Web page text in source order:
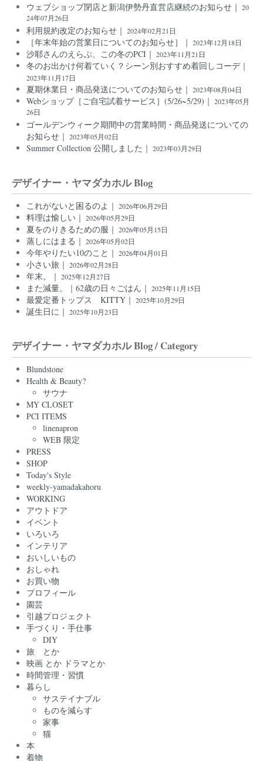
ウェブショップ閉店と新潟伊勢丹直営店継続のお知らせ｜ 20
24年07月26日
利用規約改定のお知らせ｜ 2024年02月21日
［年末年始の営業日についてのお知らせ］｜ 2023年12月18日
沙耶さんのえらぶ、この冬のPCI｜ 2023年11月21日
冬のお出かけ何着ていく？シーン別おすすめ着回しコーデ｜
2023年11月17日
夏期休業日・商品発送についてのお知らせ｜ 2023年08月04日
Webショップ［ご自宅試着サービス］(5/26~5/29)｜ 2023年05月
26日
ゴールデンウィーク期間中の営業時間・商品発送についての
お知らせ｜ 2023年05月02日
Summer Collection 公開しました｜ 2023年03月29日
デザイナー・ヤマダカホル Blog
これがないと困るのよ｜ 2026年06月29日
料理は愉しい｜ 2026年05月29日
夏をのりきるための服｜ 2026年05月15日
蒸しにはまる｜ 2026年05月02日
今年やりたい10のこと｜ 2026年04月01日
小さい旅｜ 2026年02月28日
年末。｜ 2025年12月27日
また減量。｜62歳の日々ごはん｜ 2025年11月15日
最愛定番トップス KITTY｜ 2025年10月29日
誕生日に｜ 2025年10月23日
デザイナー・ヤマダカホル Blog / Category
Blundstone
Health & Beauty?
サウナ
MY CLOSET
PCI ITEMS
linenapron
WEB 限定
PRESS
SHOP
Today's Style
weekly-yamadakahoru
WORKING
アウトドア
イベント
いろいろ
インテリア
おいしいもの
おしゃれ
お買い物
プロフィール
園芸
引越プロジェクト
手づくり・手仕事
DIY
旅 とか
映画 とか ドラマとか
時間管理・習慣
暮らし
サステイナブル
ものを減らす
家事
猫
本
着物